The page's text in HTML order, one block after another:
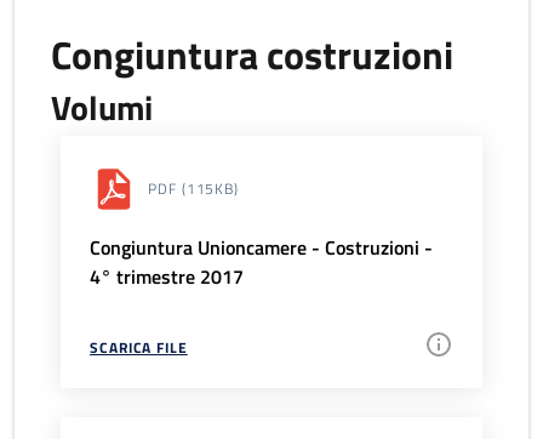
Congiuntura costruzioni
Volumi
PDF (115KB)
Congiuntura Unioncamere - Costruzioni -
4° trimestre 2017
SCARICA FILE